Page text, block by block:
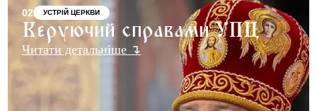
02 УСТРІЙ ЦЕРКВИ
Керуючий справами УПЦ
Читати детальніше ↴